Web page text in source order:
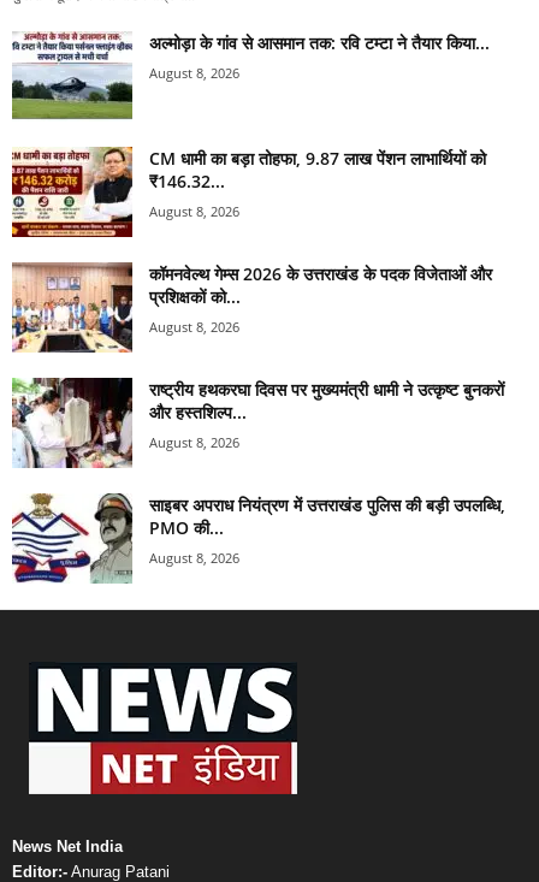
अल्मोड़ा के गांव से आसमान तक: रवि टम्टा ने तैयार किया...
August 8, 2026
CM धामी का बड़ा तोहफा, 9.87 लाख पेंशन लाभार्थियों को
₹146.32...
August 8, 2026
कॉमनवेल्थ गेम्स 2026 के उत्तराखंड के पदक विजेताओं और
प्रशिक्षकों को...
August 8, 2026
राष्ट्रीय हथकरघा दिवस पर मुख्यमंत्री धामी ने उत्कृष्ट बुनकरों
और हस्तशिल्प...
August 8, 2026
साइबर अपराध नियंत्रण में उत्तराखंड पुलिस की बड़ी उपलब्धि,
PMO की...
August 8, 2026
News Net India
Editor:- Anurag Patani